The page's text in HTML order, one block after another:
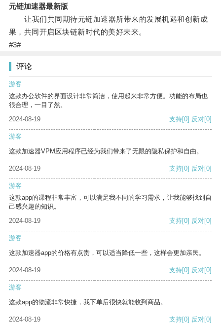
元链加速器最新版
让我们共同期待元链加速器所带来的发展机遇和创新成
果，共同开启区块链新时代的美好未来。
#3#
评论
游客
这款办公软件的界面设计非常简洁，使用起来非常方便。功能的布局也
很合理，一目了然。
2024-08-19
支持[0] 反对[0]
游客
这款加速器VPM应用程序已经为我们带来了无限的隐私保护和自由。
2024-08-19 支持[0] 反对[0]
游客
这款app的课程非常丰富，可以满足我不同的学习需求，让我能够找到自
己感兴趣的知识。
2024-08-19
支持[0] 反对[0]
游客
这款加速器app的价格有点贵，可以适当降低一些，这样会更加亲民。
2024-08-19 支持[0] 反对[0]
游客
这款app的物流非常快捷，我下单后很快就能收到商品。
2024-08-19 支持[0] 反对[0]